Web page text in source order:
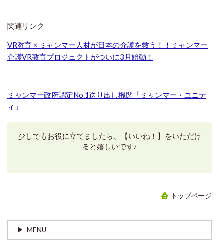
関連リンク
VR教育 × ミャンマー人材が日本の介護を救う！！ミャンマー
介護VR教育プロジェクトがついに3月始動！
ミャンマー政府認定No.1送り出し機関「ミャンマー・ユニテ
ィ」
少しでもお役に立てましたら、【いいね！】をいただけ
ると嬉しいです♪
トップページ
MENU